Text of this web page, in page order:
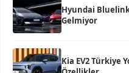
Hyundai
Gelmiyor
Kia EV2 Türkiye